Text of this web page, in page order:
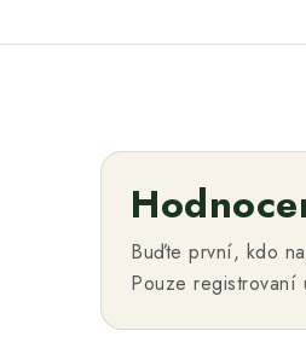
Buďte první, kdo
Pouze registrovaní